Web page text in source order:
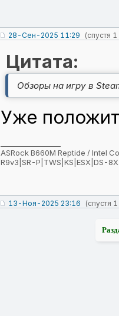
28-Сен-2025 11:29 (спустя
Цитата:
Обзоры на игру в
Уже
ASRock B660M Reptide / Intel
R9v3|SR-P|TWS|KS|ESX|DS-8X
13-Ноя-2025 23:16 (спустя